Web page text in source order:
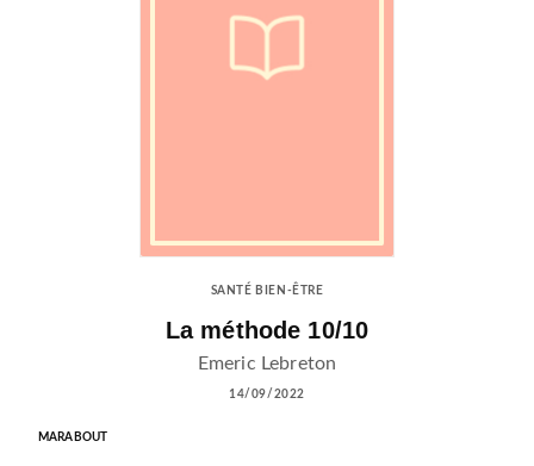
SANTÉ BIEN-ÊTRE
La méthode 10/10
Emeric Lebreton
14/09/2022
MARABOUT